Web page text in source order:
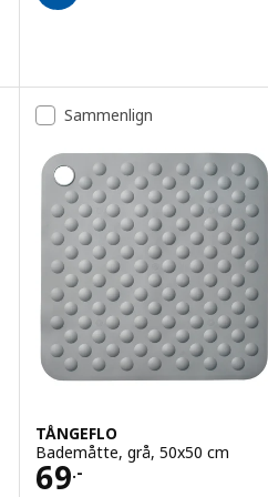
Sammenlign
TÅNGEFLO
Bademåtte, grå, 50x50 cm
69.-
Pris 69.-